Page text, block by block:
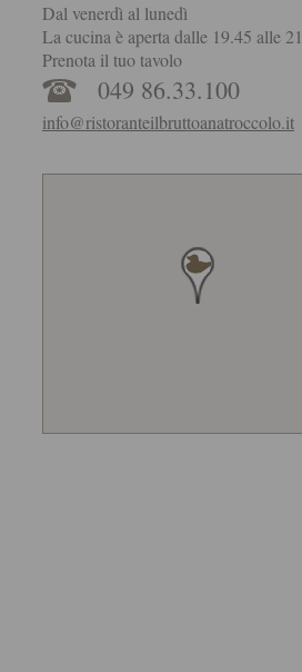
Dal venerdì al lunedì
La cucina è aperta dalle 19.45 alle
Prenota il tuo tavolo
049 86.33.100
info@ristoranteilbruttoanatroccolo.it